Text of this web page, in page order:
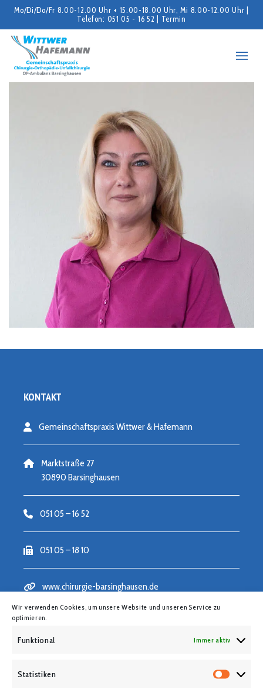
Wir verwenden Cookies, um unsere Website und unseren Service zu
optimieren.
Funktional Immer aktiv
Statistiken
Mo/Di/Do/Fr 8.00-12.00 Uhr + 15.00-18.00 Uhr, Mi 8.00-12.00 Uhr |
Telefon: 051 05 - 16 52 | Termin
KONTAKT
Gemeinschaftspraxis Wittwer & Hafemann
Marktstraße 27
30890 Barsinghausen
051 05 – 16 52
051 05 – 18 10
www.chirurgie-barsinghausen.de